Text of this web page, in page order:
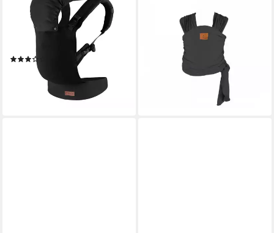
Babytrage Collet
(Einzelprodukt), 2-in-1
Babytrage bis 15 kg mit
verstellbarem Hüftgurt
38,99 €
lieferbar - in 2-3 Werktagen bei dir
elastische Baumwolle, 5 m
Länge, M-Position,
Universalgröße
lieferbar - in 2-3 Werktagen bei dir